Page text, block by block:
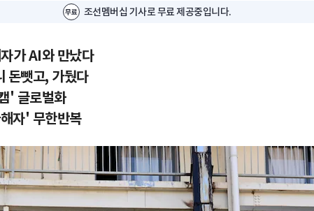
조선멤버십 기사로 무료 제공중입니다.
가 AI와 만났다
돈뺏고, 가뒀다
' 글로벌화
자' 무한반복